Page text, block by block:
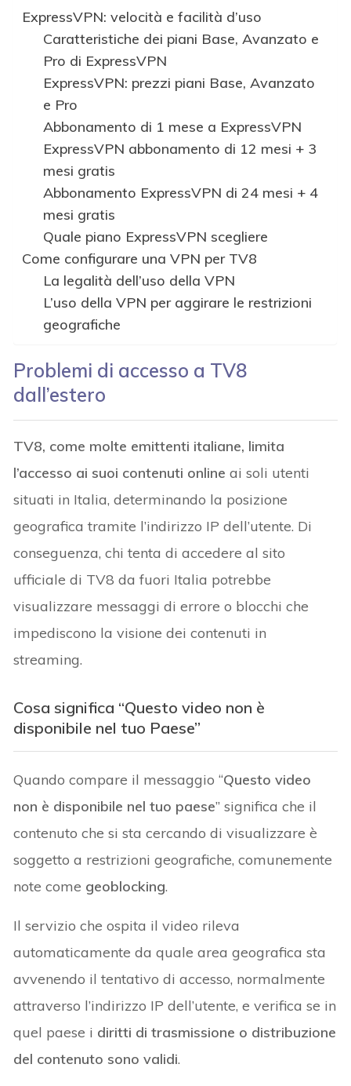
ExpressVPN: velocità e facilità d’uso
Caratteristiche dei piani Base, Avanzato e
Pro di ExpressVPN
ExpressVPN: prezzi piani Base, Avanzato
e Pro
Abbonamento di 1 mese a ExpressVPN
ExpressVPN abbonamento di 12 mesi + 3
mesi gratis
Abbonamento ExpressVPN di 24 mesi + 4
mesi gratis
Quale piano ExpressVPN scegliere
Come configurare una VPN per TV8
La legalità dell’uso della VPN
L’uso della VPN per aggirare le restrizioni
geografiche
Problemi di accesso a TV8
dall’estero
TV8, come molte emittenti italiane, limita
l’accesso ai suoi contenuti onlineai soli utenti
situati in Italia, determinando la posizione
geografica tramite l’indirizzo IP dell’utente. Di
conseguenza, chi tenta di accedere al sito
ufficiale di TV8 da fuori Italia potrebbe
visualizzare messaggi di errore o blocchi che
impediscono la visione dei contenuti in
streaming.
Cosa significa “Questo video non è
disponibile nel tuo Paese”
Quando compare il messaggio “Questo video
non è disponibile nel tuo paese” significa che il
contenuto che si sta cercando di visualizzare è
soggetto a restrizioni geografiche, comunemente
note come geoblocking.
Il servizio che ospita il video rileva
automaticamente da quale area geografica sta
avvenendo il tentativo di accesso, normalmente
attraverso l’indirizzo IP dell’utente, e verifica se in
quel paese i diritti di trasmissione o distribuzione
del contenuto sono validi.